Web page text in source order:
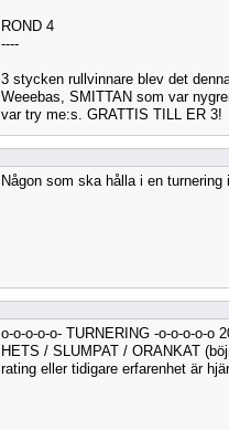
ROND 4
----
3 stycken rullvinnare blev det
Weeebas, SMITTAN som var
var try me:s. GRATTIS TILL ER 3!
Någon som ska hålla i en turnering
o-o-o-o-o- TURNERING -o-o-o-o-o
HETS / SLUMPAT / ORANKAT
rating eller tidigare erfarenhet är